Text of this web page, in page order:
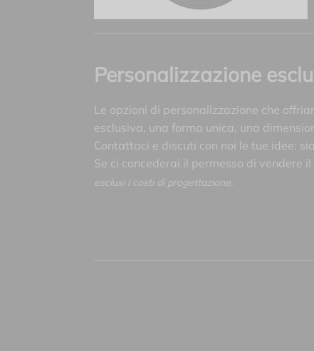
Personalizzazione
Le opzioni di personalizzazione che
esclusiva, una forma unica, una
Contattaci e discuti con noi le tue idee:
Se ci concederai il permesso di vendere
esclusi i costi di progettazione.